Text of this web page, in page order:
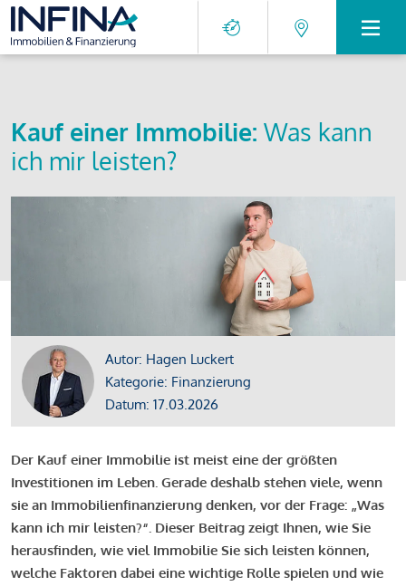
Kauf einer Immobilie: Was kann
ich mir leisten?
Autor: Hagen Luckert
Kategorie: Finanzierung
Datum: 17.03.2026
Der Kauf einer Immobilie ist meist eine der größten
Investitionen im Leben. Gerade deshalb stehen viele, wenn
sie an Immobilienfinanzierung denken, vor der Frage: „Was
kann ich mir leisten?“. Dieser Beitrag zeigt Ihnen, wie Sie
herausfinden, wie viel Immobilie Sie sich leisten können,
welche Faktoren dabei eine wichtige Rolle spielen und wie